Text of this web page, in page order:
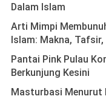
Dalam Islam
Arti Mimpi
Islam: Makna,
Pantai Pink Pulau
Berkunjung Kesini
Masturbasi Menurut